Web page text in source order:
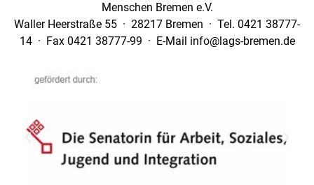
Menschen Bremen e.V.
Waller Heerstraße 55 · 28217 Bremen · Tel. 0421 38777-
14 · Fax 0421 38777-99 · E-Mail info@lags-bremen.de